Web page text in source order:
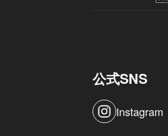
公式SNS
Instagram